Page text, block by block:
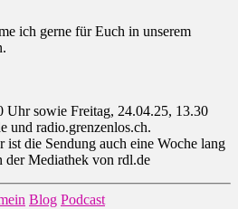
ich gerne für Euch in unserem
Uhr sowie Freitag, 24.04.25, 13.30
und radio.grenzenlos.ch.
die Sendung auch eine Woche lang
der Mediathek von rdl.de
Kategorien
Blog Podcast